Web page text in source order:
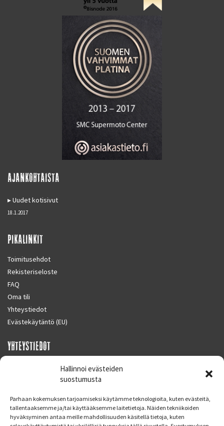
Hallinnoi evästeiden
suostumusta
Parhaan kokemuksen tarjoamiseksi käytämme teknologioita, kuten evästeitä,
tallentaaksemme ja/tai käyttääksemme laitetietoja. Näiden tekniikoiden
hyväksyminen antaa meille mahdollisuuden käsitellä tietoja, kuten
AJANKOHTAISTA
Uudet kotisivut
18.1.2017
PIKALINKIT
Toimitusehdot
Rekisteriseloste
FAQ
Oma tili
Yhteystiedot
Evästekäytäntö (EU)
YHTEYSTIEDOT
SUPERMOTO CENTER
Finland
Puh. 09 221 7088